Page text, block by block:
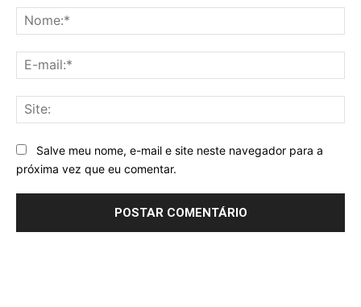
Salve meu nome, e-mail e site neste navegador para a
próxima vez que eu comentar.